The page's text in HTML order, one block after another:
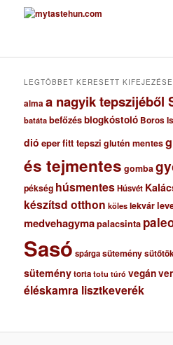
c
h
u
LEGTÖBBET KERESETT
almaa nagyik tepszijéből
batáta befőzésblogkóstoló Boros
dió eperfitt tepszi glutén mentes
és tejmentes gomba
pékség húsmentesHúsvét
készítsd otthon köles lekvár
medvehagymapalacsinta
Sasó spárgasütemény
süteménytorta totu túró vegán
éléskamra lisztkeverék